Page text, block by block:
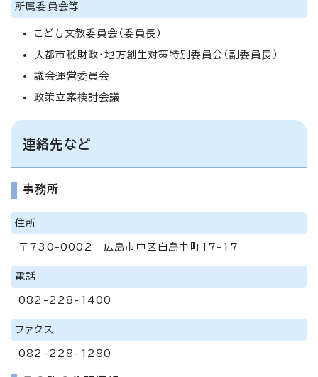
所属委員会等
こども文教委員会（委員長）
大都市税財政・地方創生対策特別委員会（副委員長）
議会運営委員会
政策立案検討会議
連絡先など
事務所
住所
〒730-0002 広島市中区白島中町17-17
電話
082-228-1400
ファクス
082-228-1280